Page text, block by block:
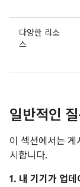
다양한 리소
스
일반적인
이 섹션에서는 게
시합니다.
1. 내 기기가 업